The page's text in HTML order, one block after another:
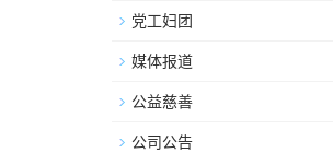
党工妇团
媒体报道
公益慈善
公司公告